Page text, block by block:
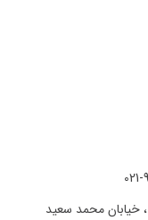
خیابان محمد سعید